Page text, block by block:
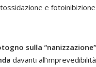
e
sulla
davanti